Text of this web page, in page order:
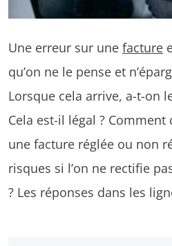
Une erreur sur une facture
qu’on ne le pense et
Lorsque cela arrive, a-t-on
Cela est-il légal ?
une facture réglée ou non
risques si l’on ne rectifie
? Les réponses dans les